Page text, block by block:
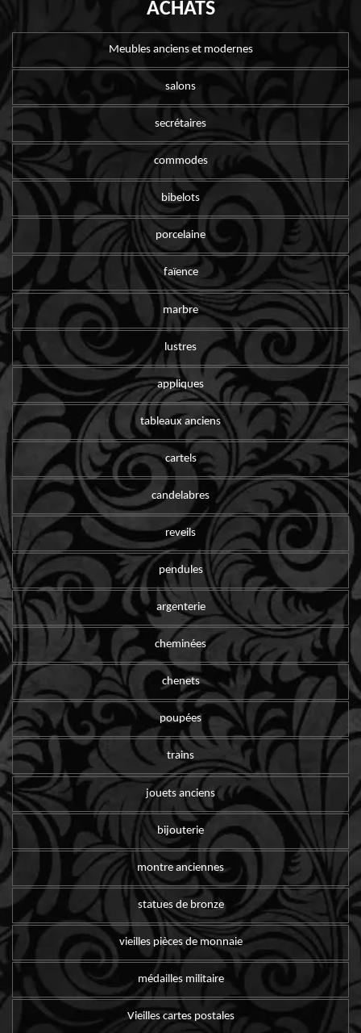
ACHATS
Meubles anciens et modernes
salons
secrétaires
commodes
bibelots
porcelaine
faïence
marbre
lustres
appliques
tableaux anciens
cartels
candelabres
reveils
pendules
argenterie
cheminées
chenets
poupées
trains
jouets anciens
bijouterie
montre anciennes
statues de bronze
vieilles pièces de monnaie
médailles militaire
Vieilles cartes postales